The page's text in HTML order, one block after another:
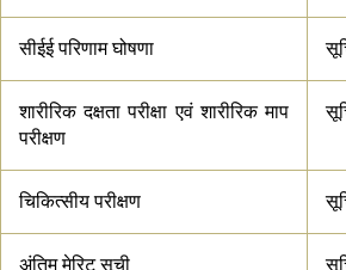
सीईई परिणाम घोषणा
शारीरिक दक्षता परीक्षा एवं शारीरिक माप
परीक्षण
चिकित्सीय परीक्षण